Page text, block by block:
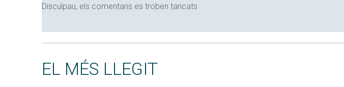
Disculpau, els comentaris es troben tancats
EL MÉS LLEGIT